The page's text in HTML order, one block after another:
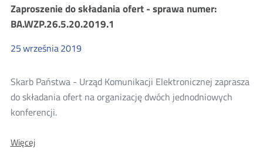
-
sprawa
BA.WZP.26.44.2019
Zaproszenie do składania ofert - sprawa numer:
BA.WZP.26.5.20.2019.1
25września2019
Skarb Państwa - Urząd Komunikacji Elektronicznej zaprasza
do składania ofert na organizację dwóch jednodniowych
konferencji.
WięcejO: